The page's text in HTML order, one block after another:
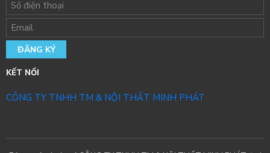
ĐĂNG KÝ
KẾT NỐI
CÔNG TY TNHH TM & NỘI THẤT MINH PHÁT